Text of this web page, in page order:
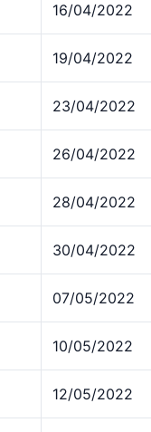
16/04/2022
19/04/2022
23/04/2022
26/04/2022
28/04/2022
30/04/2022
07/05/2022
10/05/2022
12/05/2022